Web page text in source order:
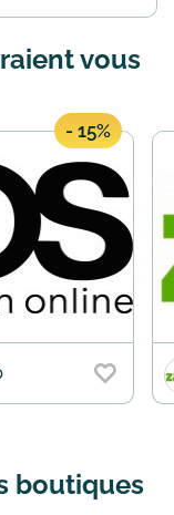
pour un
vous
- 15%
boutiques